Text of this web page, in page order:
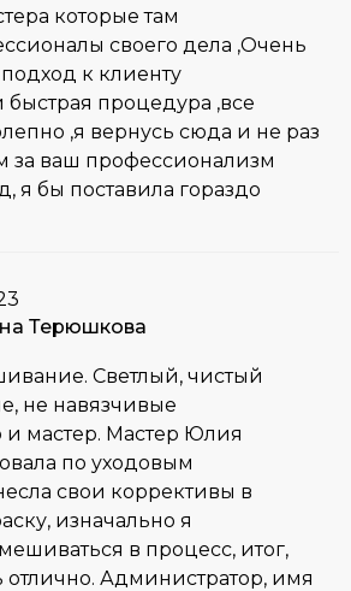
которые там
своего дела ,Очень
к клиенту
быстрая процедура ,все
,я вернусь сюда и не раз
за ваш профессионализм
я бы поставила гораздо
Терюшкова
Светлый, чистый
не навязчивые
и мастер. Мастер Юлия
по уходовым
свои коррективы в
изначально я
в процесс, итог,
отлично. Администратор, имя